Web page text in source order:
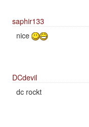
saphir133
nice
DCdevil
dc rockt